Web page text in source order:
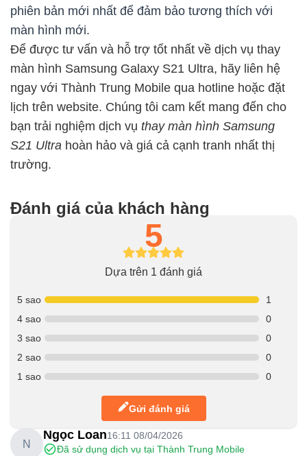
phiên bản mới nhất để đảm bảo tương thích với
màn hình mới.
Để được tư vấn và hỗ trợ tốt nhất về dịch vụ thay
màn hình Samsung Galaxy S21 Ultra, hãy liên hệ
ngay với Thành Trung Mobile qua hotline hoặc đặt
lịch trên website. Chúng tôi cam kết mang đến cho
bạn trải nghiệm dịch vụ thay màn hình Samsung
S21 Ultra hoàn hảo và giá cả cạnh tranh nhất thị
trường.
Đánh giá của khách hàng
5
Dựa trên 1 đánh giá
5 sao
1
4 sao
0
3 sao
0
2 sao
0
1 sao
0
Gửi đánh giá
N
Ngọc Loan16:11 08/04/2026
Đã sử dụng dịch vụ tại Thành Trung Mobile